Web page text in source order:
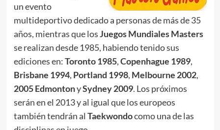
un evento
multideportivo dedicado a personas de más de 35
años, mientras que losJuegos Mundiales Masters
se realizan desde 1985, habiendo tenido sus
ediciones en:Toronto 1985,Copenhague 1989,
Brisbane 1994, Portland 1998, Melbourne 2002,
2005 EdmontonySydney 2009. Los próximos
serán en el 2013 y al igual que los europeos
también tendrán al Taekwondocomo una de las